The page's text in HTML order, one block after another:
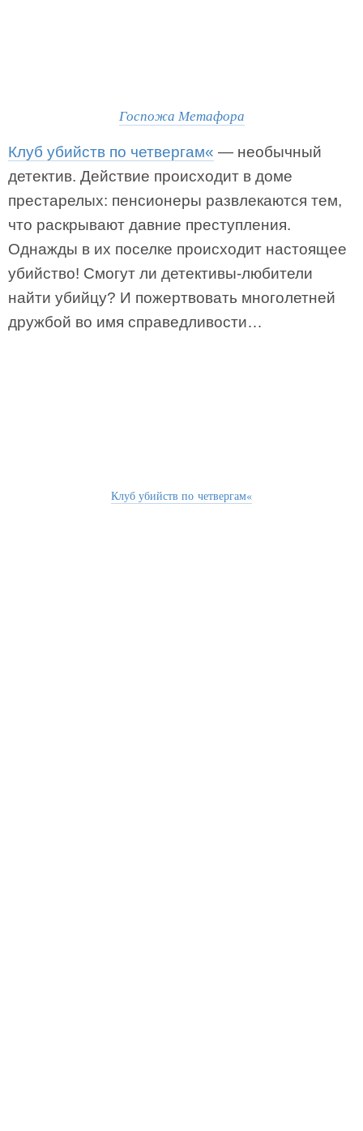
Госпожа Метафора
Клуб убийств по четвергам« — необычный
детектив. Действие происходит в доме
престарелых: пенсионеры развлекаются тем,
что раскрывают давние преступления.
Однажды в их поселке происходит настоящее
убийство! Смогут ли детективы-любители
найти убийцу? И пожертвовать многолетней
дружбой во имя справедливости…
Клуб убийств по четвергам«